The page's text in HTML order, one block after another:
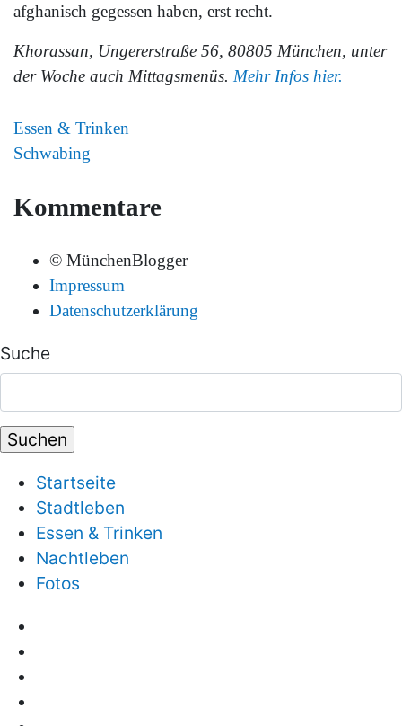
afghanisch gegessen haben, erst recht.
Khorassan, Ungererstraße 56, 80805 München, unter
der Woche auch Mittagsmenüs. Mehr Infos hier.
Essen & Trinken
Schwabing
Kommentare
© MünchenBlogger
Impressum
Datenschutzerklärung
Suche
Startseite
Stadtleben
Essen & Trinken
Nachtleben
Fotos